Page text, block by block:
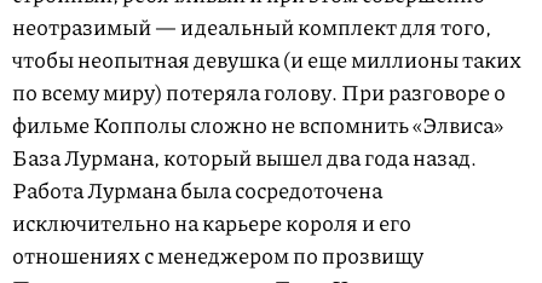
неотразимый — идеальный комплект для того,
чтобы неопытная девушка (и еще миллионы таких
по всему миру) потеряла голову. При разговоре о
фильме Копполы сложно не вспомнить «Элвиса»
База Лурмана, который вышел два года назад.
Работа Лурмана была сосредоточена
исключительно на карьере короля и его
отношениях с менеджером по прозвищу